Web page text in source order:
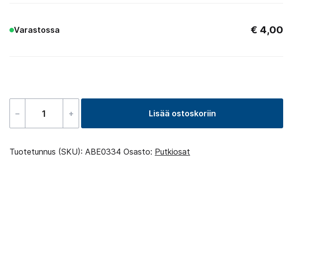
Varastossa € 4,00
–
Cupling
Luohe
+ Lisää ostoskoriin
Tuotetunnus (SKU): ABE0334 Osasto: Putkiosat